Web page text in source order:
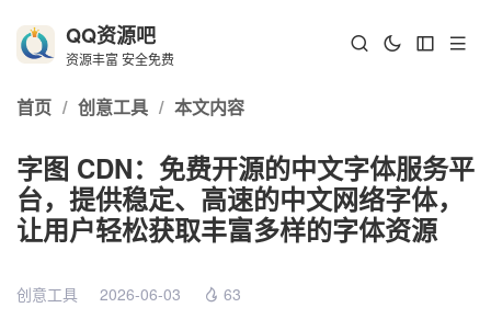
QQ资源吧
资源丰富 安全免费
首页 / 创意工具 / 本文内容
字图 CDN：免费开源的中文字体服务平
台，提供稳定、高速的中文网络字体，
让用户轻松获取丰富多样的字体资源
创意工具 2026-06-03 63